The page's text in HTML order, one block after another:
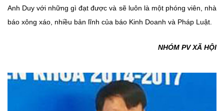
Anh Duy với những gì đạt được và sẽ luôn là một phóng viên, nhà
báo xông xáo, nhiều bản lĩnh của báo Kinh Doanh và Pháp Luật.
NHÓM PV XÃ HỘI